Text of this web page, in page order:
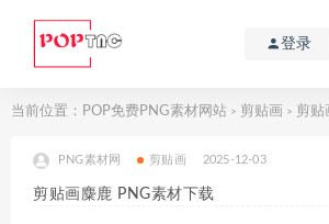
登录
当前位置： POP免费PNG素材网站 > 剪贴画 > 剪贴
PNG素材网 剪贴画 2025-12-03
剪贴画麋鹿 PNG素材下载